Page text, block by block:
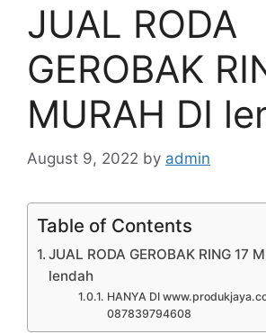
JUAL RODA
GEROBAK
MURAH DI
August 9, 2022 by admin
Table of Contents
JUAL RODA GEROBAK RING 17
lendah
HANYA DI
087839794608